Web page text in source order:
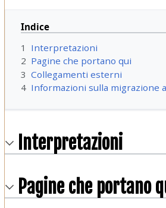
Indice
1
Interpretazioni
2 Pagine che portano qui
3 Collegamenti esterni
4 Informazioni sulla migrazione
Interpretazioni
Pagine che portano